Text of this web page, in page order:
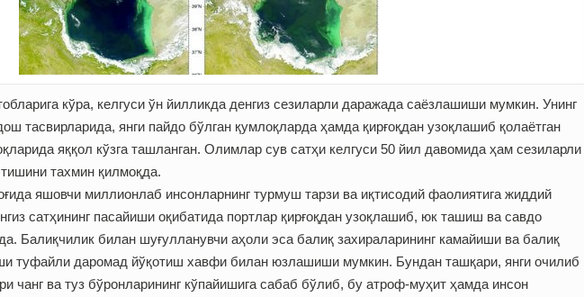
кўра, келгуси ўн йилликда денгиз сезиларли даражада саёзлашиши мумкин. Унинг
тасвирларида, янги пайдо бўлган қумлоқларда ҳамда қирғоқдан узоқлашиб қолаётган
яққол кўзга ташланган. Олимлар сув сатҳи келгуси 50 йил давомида ҳам сезиларли
тахмин қилмоқда.
яшовчи миллионлаб инсонларнинг турмуш тарзи ва иқтисодий фаолиятига жиддий
сатҳининг пасайиши оқибатида портлар қирғоқдан узоқлашиб, юк ташиш ва савдо
Балиқчилик билан шуғулланувчи аҳоли эса балиқ захираларининг камайиши ва балиқ
туфайли даромад йўқотиш хавфи билан юзлашиши мумкин. Бундан ташқари, янги очилиб
чанг ва туз бўронларининг кўпайишига сабаб бўлиб, бу атроф-муҳит ҳамда инсон